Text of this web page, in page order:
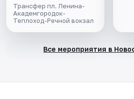
Трансфер пл. Ленина-
Академгородок-
Теплоход-Речной вокзал
Все мероприятия в